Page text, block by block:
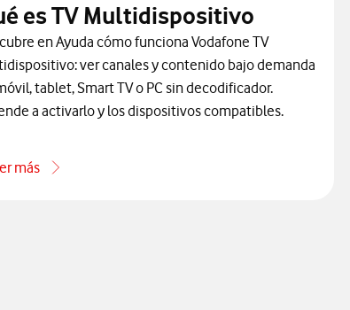
es TV Multidispositivo
en Ayuda cómo funciona Vodafone TV
ver canales y contenido bajo demanda
tablet, Smart TV o PC sin decodificador.
a activarlo y los dispositivos compatibles.
más
de Qué es TV Multidispositivo